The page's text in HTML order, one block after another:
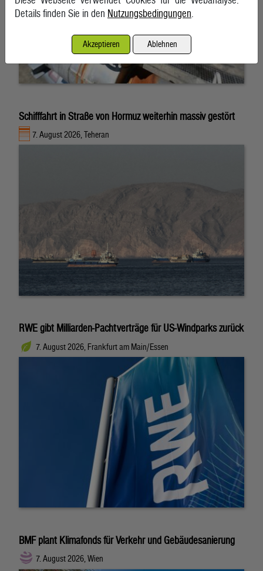
Schifffahrt in Straße von Hormuz weiterhin massiv gestört
7. August 2026, Teheran
RWE gibt Milliarden-Pachtverträge für US-Windparks zurück
7. August 2026, Frankfurt am Main/Essen
BMF plant Klimafonds für Verkehr und Gebäudesanierung
7. August 2026, Wien
Details finden Sie in den Nutzungsbedingungen.
Akzeptieren Ablehnen